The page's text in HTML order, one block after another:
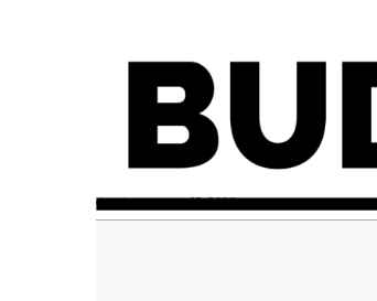
domingo, mayo 15, 2022